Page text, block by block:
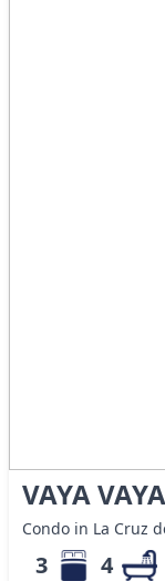
VAYA
Condo in La Cruz
3 4